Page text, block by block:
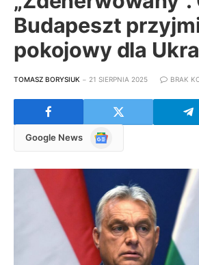
Budapeszt
pokojowy dla
TOMASZ BORYSIUK 21 SIERPNIA 2025 BRAK
Google News
Google